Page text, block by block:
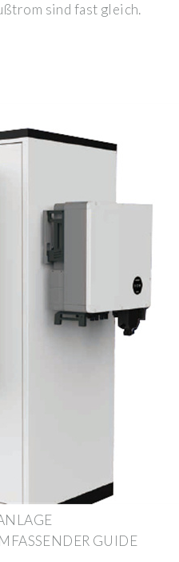
sind fast gleich.
GUIDE